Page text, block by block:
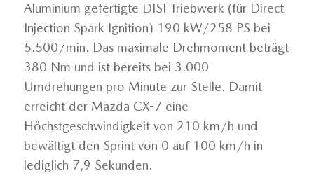
Aluminium gefertigte DISI-Triebwerk (für Direct
Injection Spark Ignition) 190 kW/258 PS bei
5.500/min. Das maximale Drehmoment beträgt
380 Nm und ist bereits bei 3.000
Umdrehungen pro Minute zur Stelle. Damit
erreicht der Mazda CX-7 eine
Höchstgeschwindigkeit von 210 km/h und
bewältigt den Sprint von 0 auf 100 km/h in
lediglich 7,9 Sekunden.